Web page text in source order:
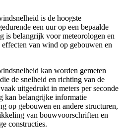
is de hoogste
een uur op een bepaalde
is belangrijk voor meteorologen en
van wind op gebouwen en
kan worden gemeten
de snelheid en richting van de
uitgedrukt in meters per seconde
kan belangrijke informatie
op gebouwen en andere structuren,
van bouwvoorschriften en
constructies.